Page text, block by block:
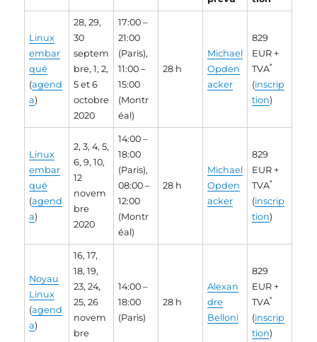
Linux
embar
qué
(agend
a)
28, 29,
30
septem
bre, 1, 2,
5 et 6
octobre
2020
17:00 –
21:00
(Paris),
11:00 –
15:00
(Montr
éal)
28 h
Michael
Opden
acker
829
EUR +
TVA*
(inscrip
tion)
Linux
embar
qué
(agend
a)
2, 3, 4, 5,
6, 9, 10,
12
novem
bre
2020
14:00 –
18:00
(Paris),
08:00 –
12:00
(Montr
éal)
28 h
Michael
Opden
acker
829
EUR +
TVA*
(inscrip
tion)
Noyau
Linux
(agend
a)
16, 17,
18, 19,
23, 24,
25, 26
novem
bre
14:00 –
18:00
(Paris)
28 h
Alexan
dre
Belloni
829
EUR +
TVA*
(inscrip
tion)